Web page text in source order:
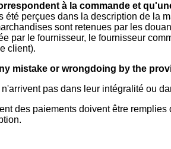
à la commande et
été perçues dans la description de la
sont retenues par les
par le fournisseur, le fournisseur
client).
mistake or wrongdoing by the
pas dans leur intégralité ou
des paiements doivent être